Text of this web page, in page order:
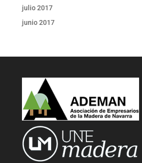
julio 2017
junio 2017